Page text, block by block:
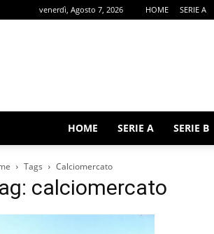
venerdì, Agosto 7, 2026 HOME SERIE A
HOME SERIE A SERIE B
Tags Calciomercato
calciomercato